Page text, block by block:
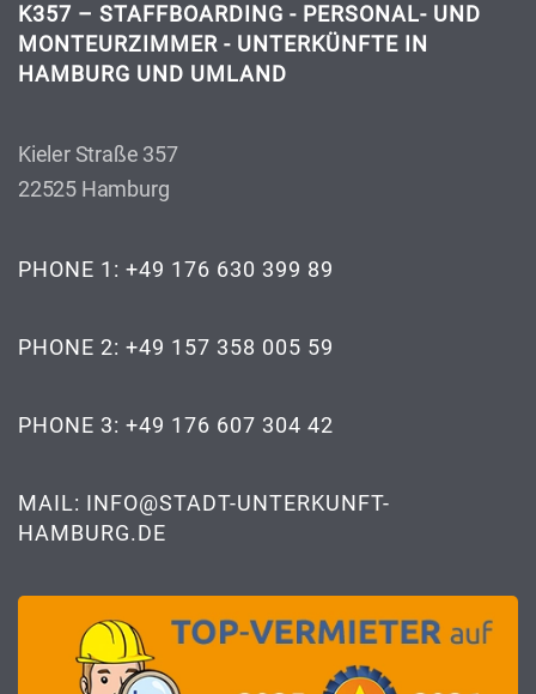
K357 – STAFFBOARDING - PERSONAL- UND
MONTEURZIMMER - UNTERKÜNFTE IN
HAMBURG UND UMLAND
Kieler Straße 357
22525 Hamburg
PHONE 1: +49 176 630 399 89
PHONE 2: +49 157 358 005 59
PHONE 3: +49 176 607 304 42
MAIL: INFO@STADT-UNTERKUNFT-
HAMBURG.DE